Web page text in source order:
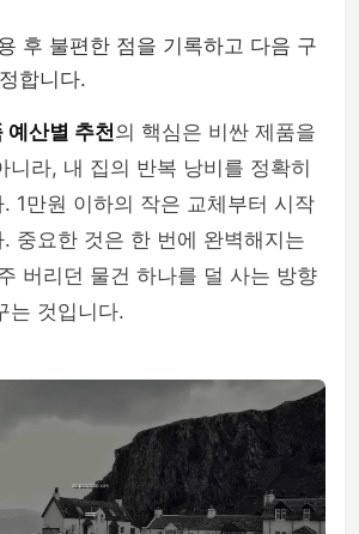
후 불편한 점을 기록하고 다음 구
합니다.
예산별 추천의 핵심은 비싼 제품을
니라, 내 집의 반복 낭비를 정확히
1만원 이하의 작은 교체부터 시작
중요한 것은 한 번에 완벽해지는
버리던 물건 하나를 덜 사는 방향
는 것입니다.